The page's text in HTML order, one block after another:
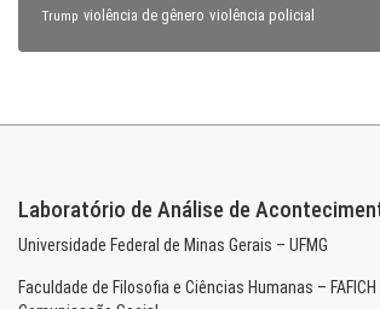
Trump violência de gênero violência policial
Laboratório de Análise de
Universidade Federal de Minas Gerais – UFMG
Faculdade de Filosofia e Ciências Humanas –